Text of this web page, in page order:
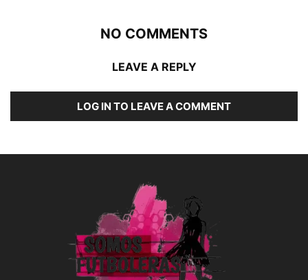
NO COMMENTS
LEAVE A REPLY
LOG IN TO LEAVE A COMMENT